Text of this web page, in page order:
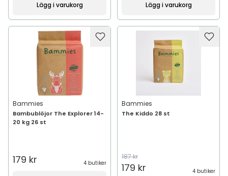
Lägg i varukorg Lägg i varukorg
Bammies
Bambublöjor The Explorer 14-
20 kg 26 st
179 kr 4 butiker
Bammies
The Kiddo 28 st
187 kr
179 kr 4 butiker